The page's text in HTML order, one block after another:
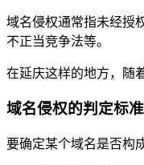
域名侵权通常指未经授
不正当竞争法等。
在延庆这样的地方，随
域名侵权的判定标准
要确定某个域名是否构